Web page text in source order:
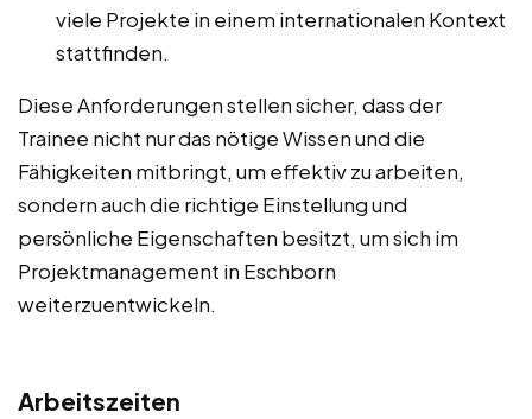
viele Projekte in einem internationalen Kontext
stattfinden.
Diese Anforderungen stellen sicher, dass der
Trainee nicht nur das nötige Wissen und die
Fähigkeiten mitbringt, um effektiv zu arbeiten,
sondern auch die richtige Einstellung und
persönliche Eigenschaften besitzt, um sich im
Projektmanagement in Eschborn
weiterzuentwickeln.
Arbeitszeiten